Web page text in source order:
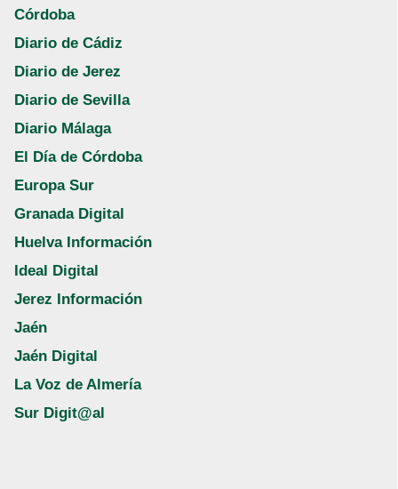
Córdoba
Diario de Cádiz
Diario de Jerez
Diario de Sevilla
Diario Málaga
El Día de Córdoba
Europa Sur
Granada Digital
Huelva Información
Ideal Digital
Jerez Información
Jaén
Jaén Digital
La Voz de Almería
Sur Digit@al